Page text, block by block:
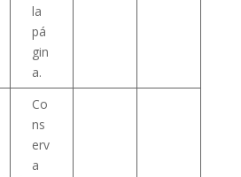
la
pá
gin
a.
Co
ns
erv
a